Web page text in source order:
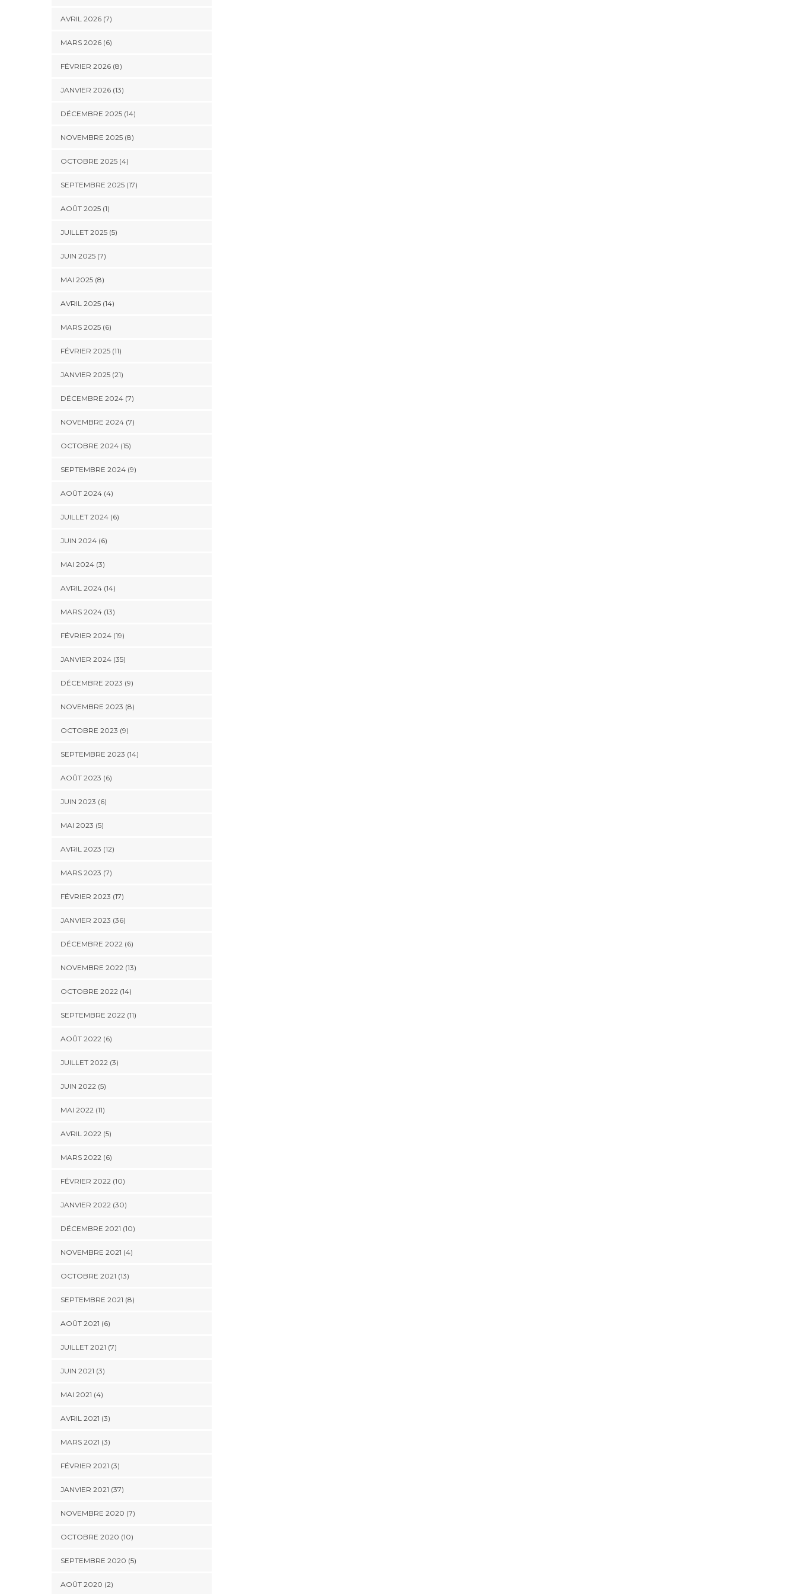
AVRIL 2026 (7)
MARS 2026 (6)
FÉVRIER 2026 (8)
JANVIER 2026 (13)
DÉCEMBRE 2025 (14)
NOVEMBRE 2025 (8)
OCTOBRE 2025 (4)
SEPTEMBRE 2025 (17)
AOÛT 2025 (1)
JUILLET 2025 (5)
JUIN 2025 (7)
MAI 2025 (8)
AVRIL 2025 (14)
MARS 2025 (6)
FÉVRIER 2025 (11)
JANVIER 2025 (21)
DÉCEMBRE 2024 (7)
NOVEMBRE 2024 (7)
OCTOBRE 2024 (15)
SEPTEMBRE 2024 (9)
AOÛT 2024 (4)
JUILLET 2024 (6)
JUIN 2024 (6)
MAI 2024 (3)
AVRIL 2024 (14)
MARS 2024 (13)
FÉVRIER 2024 (19)
JANVIER 2024 (35)
DÉCEMBRE 2023 (9)
NOVEMBRE 2023 (8)
OCTOBRE 2023 (9)
SEPTEMBRE 2023 (14)
AOÛT 2023 (6)
JUIN 2023 (6)
MAI 2023 (5)
AVRIL 2023 (12)
MARS 2023 (7)
FÉVRIER 2023 (17)
JANVIER 2023 (36)
DÉCEMBRE 2022 (6)
NOVEMBRE 2022 (13)
OCTOBRE 2022 (14)
SEPTEMBRE 2022 (11)
AOÛT 2022 (6)
JUILLET 2022 (3)
JUIN 2022 (5)
MAI 2022 (11)
AVRIL 2022 (5)
MARS 2022 (6)
FÉVRIER 2022 (10)
JANVIER 2022 (30)
DÉCEMBRE 2021 (10)
NOVEMBRE 2021 (4)
OCTOBRE 2021 (13)
SEPTEMBRE 2021 (8)
AOÛT 2021 (6)
JUILLET 2021 (7)
JUIN 2021 (3)
MAI 2021 (4)
AVRIL 2021 (3)
MARS 2021 (3)
FÉVRIER 2021 (3)
JANVIER 2021 (37)
NOVEMBRE 2020 (7)
OCTOBRE 2020 (10)
SEPTEMBRE 2020 (5)
AOÛT 2020 (2)